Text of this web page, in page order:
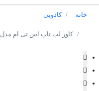
خانه کادویی
کاور لپ تاپ اس تی ام مدل grace sleeve مناسب برای مک بوک 12 اینچی و کوچکتر